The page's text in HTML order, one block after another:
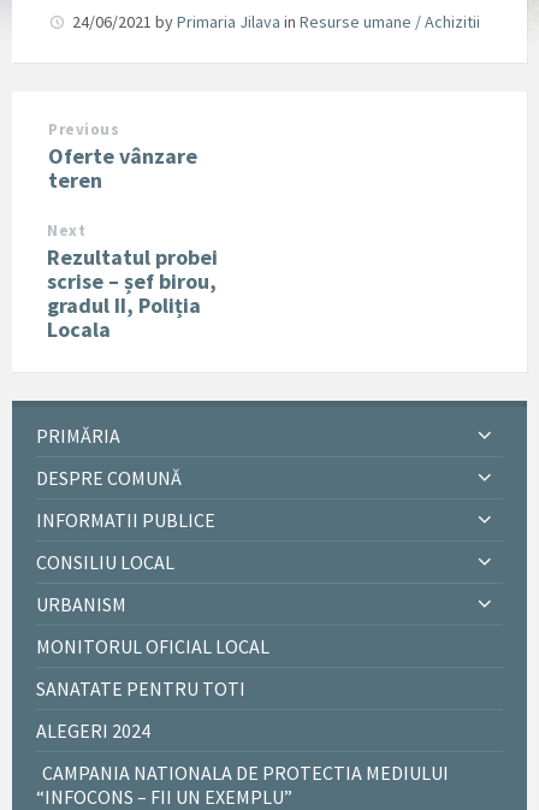
24/06/2021 byPrimaria Jilava in Resurse umane / Achizitii
Previous
Oferte vânzare
teren
Next
Rezultatul probei
scrise – șef birou,
gradul II, Poliția
Locala
PRIMĂRIA
DESPRE COMUNĂ
INFORMATII PUBLICE
CONSILIU LOCAL
URBANISM
MONITORUL OFICIAL LOCAL
SANATATE PENTRU TOTI
ALEGERI 2024
CAMPANIA NATIONALA DE PROTECTIA MEDIULUI
“INFOCONS – FII UN EXEMPLU”